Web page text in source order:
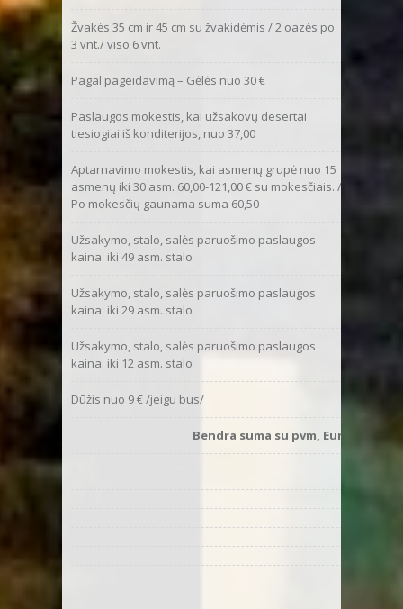
Žvakės 35 cm ir 45 cm su žvakidėmis / 2 oazės po
3 vnt./ viso 6 vnt.
Pagal pageidavimą – Gėlės nuo 30 €
Paslaugos mokestis, kai užsakovų desertai
tiesiogiai iš konditerijos, nuo 37,00
Aptarnavimo mokestis, kai asmenų grupė nuo 15
asmenų iki 30 asm. 60,00-121,00 € su mokesčiais. /
Po mokesčių gaunama suma 60,50
Užsakymo, stalo, salės paruošimo paslaugos
kaina: iki 49 asm. stalo
Užsakymo, stalo, salės paruošimo paslaugos
kaina: iki 29 asm. stalo
Užsakymo, stalo, salės paruošimo paslaugos
kaina: iki 12 asm. stalo
Dūžis nuo 9 € /jeigu bus/
Bendra suma su pvm, Eur